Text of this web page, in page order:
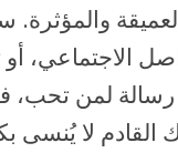
الاجتماعي، أو
لمن تحب،
القادم لا يُنسى